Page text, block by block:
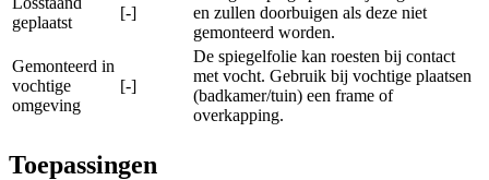
geplaatst
[-]
en zullen doorbuigen als deze niet
gemonteerd worden.
Gemonteerd in
vochtige
omgeving
[-]
De spiegelfolie kan roesten bij contact
met vocht. Gebruik bij vochtige plaatsen
(badkamer/tuin) een frame of
overkapping.
Toepassingen